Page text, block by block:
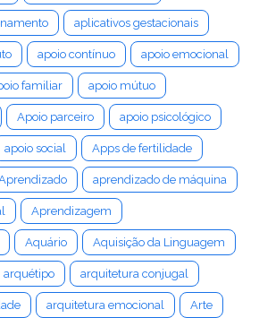
aplicativos gestacionais
apoio contínuo apoio emocional
familiar apoio mútuo
Apoio parceiro apoio psicológico
apoio social Apps de fertilidade
aprendizado de máquina
Aprendizagem
Aquário Aquisição da Linguagem
arquétipo arquitetura conjugal
arquitetura emocional Arte